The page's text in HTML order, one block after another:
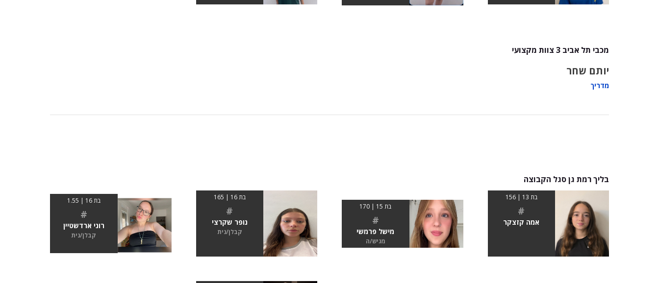
מכבי תל אביב 3 צוות מקצועי
יותם שחר
מדריך
בליך רמת גן סגל הקבוצה
בת 13 | 156
#
אמה קזצקר
בת 15 | 170
#
מישל פרמשי
מגיש/ה
בת 16 | 165
#
נופר שקרצי
קבלן/נית
בת 16 | 1.55
#
רוני ארדשטיין
קבלן/נית